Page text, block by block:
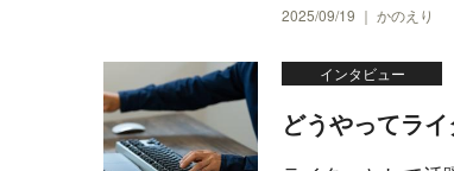
2025/09/19 ｜ かのえり
インタビュー
どうやってラ